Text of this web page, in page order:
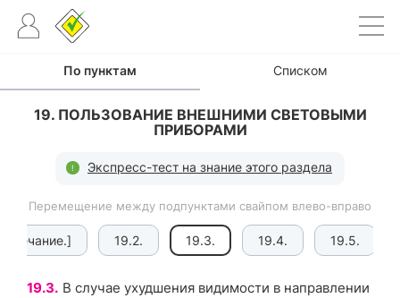
По пунктам Списком
19. ПОЛЬЗОВАНИЕ ВНЕШНИМИ СВЕТОВЫМИ
ПРИБОРАМИ
Экспресс-тест на знание этого раздела
Перемещение между подпунктами свайпом влево-вправо
19.2. 19.3. 19.4. 19.5.
19.3. В случае ухудшения видимости в направлении